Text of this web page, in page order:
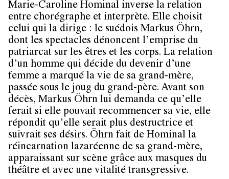
Marie-Caroline Hominal inverse la relation
entre chorégraphe et interprète. Elle choisit
celui qui la dirige : le suédois Markus Öhrn,
dont les spectacles dénoncent l’emprise du
patriarcat sur les êtres et les corps. La relation
d’un homme qui décide du devenir d’une
femme a marqué la vie de sa grand-mère,
passée sous le joug du grand-père. Avant son
décès, Markus Öhrn lui demanda ce qu’elle
ferait si elle pouvait recommencer sa vie, elle
répondit qu’elle serait plus destructrice et
suivrait ses désirs. Öhrn fait de Hominal la
réincarnation lazaréenne de sa grand-mère,
apparaissant sur scène grâce aux masques du
théâtre et avec une vitalité transgressive.